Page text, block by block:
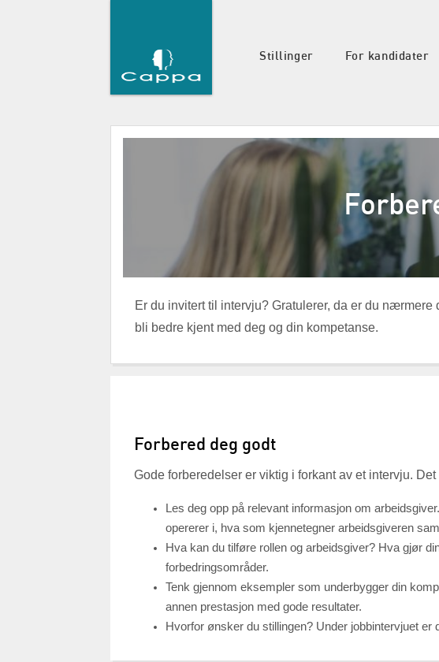
Stillinger For kandidater
Er du invitert til intervju? Gratulerer, da er du
bli bedre kjent med deg og din kompetanse.
Forbered deg godt
Gode forberedelser er viktig i forkant av et intervju.
Les deg opp på relevant informasjon om
opererer i, hva som kjennetegner arbeidsgiveren
Hva kan du tilføre rollen og arbeidsgiver? Hva gjør
forbedringsområder.
Tenk gjennom eksempler som underbygger din
annen prestasjon med gode resultater.
Hvorfor ønsker du stillingen? Under jobbintervjuet